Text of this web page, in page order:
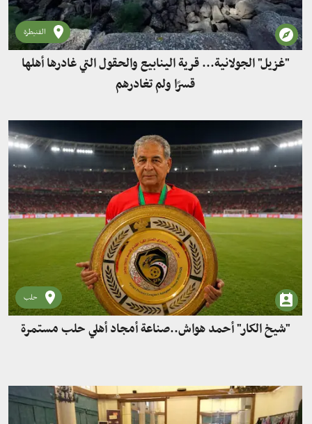
القنيطرة
"غزيل" الجولانية... قرية الينابيع والحقول التي غادرها أهلها
قسرًا ولم تغادرهم
حلب
"شيخ الكار" أحمد هواش..صناعة أمجاد أهلي حلب مستمرة